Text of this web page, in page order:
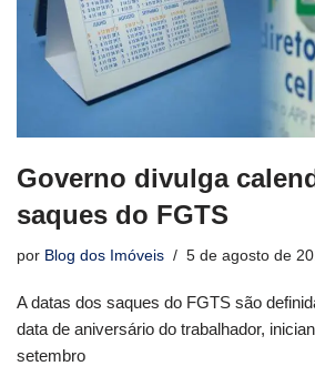
Governo divulga
saques do FGTS
por Blog dos Imóveis 5 de agosto de
A datas dos saques do FGTS são
data de aniversário do trabalhador,
setembro